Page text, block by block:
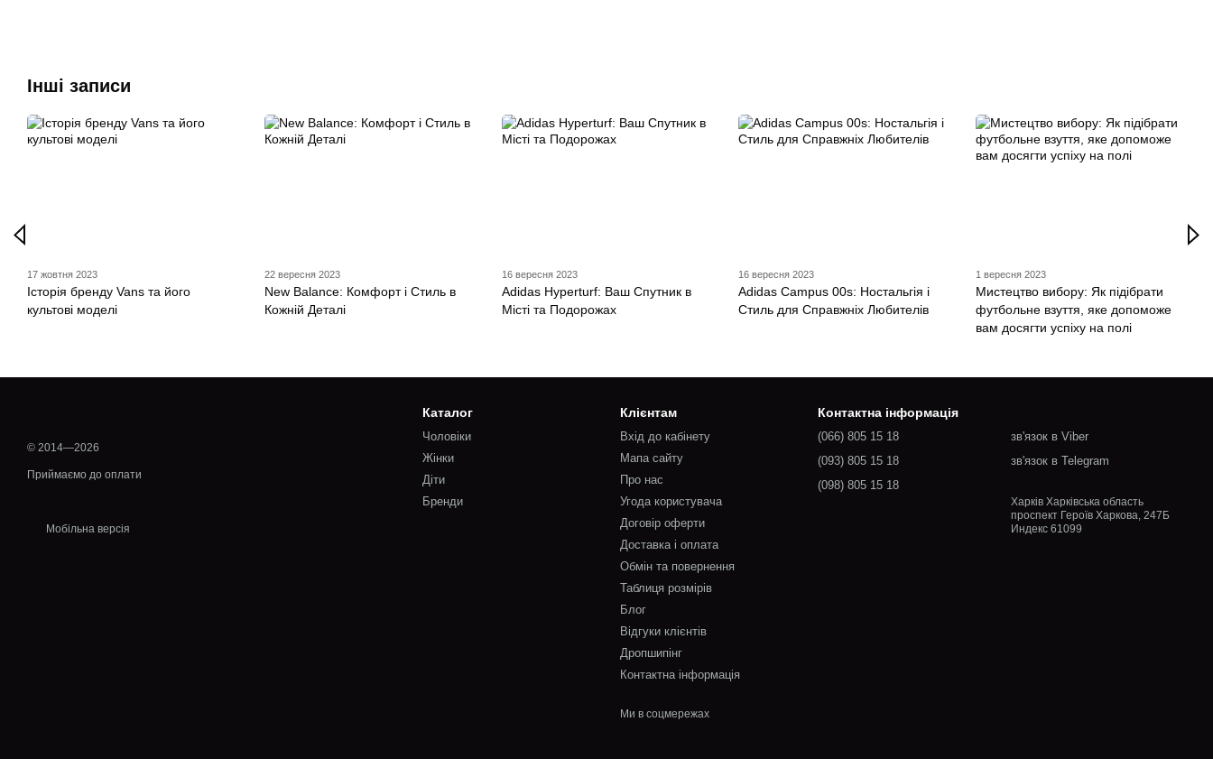
Інші записи
17 жовтня 2023
Історія бренду Vans та його
культові моделі
22 вересня 2023
New Balance: Комфорт і Стиль в
Кожній Деталі
16 вересня 2023
Adidas Hyperturf: Ваш Спутник в
Місті та Подорожах
16 вересня 2023
Adidas Campus 00s: Ностальгія і
Стиль для Справжніх Любителів
1 вересня 2023
Мистецтво вибору: Як підібрати
футбольне взуття, яке допоможе
вам досягти успіху на полі
© 2014—2026
Приймаємо до оплати
Мобільна версія
Каталог
Чоловіки
Жінки
Діти
Бренди
Клієнтам
Вхід до кабінету
Мапа сайту
Про нас
Угода користувача
Договір оферти
Доставка і оплата
Обмін та повернення
Таблиця розмірів
Блог
Відгуки клієнтів
Дропшипінг
Контактна інформація
Ми в соцмережах
Контактна інформація
(066) 805 15 18
(093) 805 15 18
(098) 805 15 18
зв'язок в Viber
зв'язок в Telegram
Харків Харківська область
проспект Героїв Харкова, 247Б
Индекс 61099